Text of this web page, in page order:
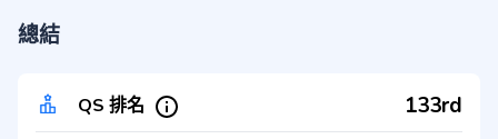
總結
QS 排名 133rd